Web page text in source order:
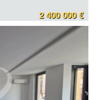
2 400 000 €